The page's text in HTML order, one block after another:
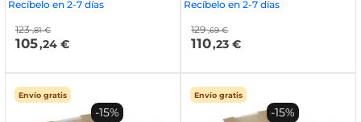
Recíbelo en 2-7 días
123 ,81 €
105,24 €
Recíbelo en 2-7 días
129 ,69 €
110,23 €
Envío gratis
-15%
Envío gratis
-15%